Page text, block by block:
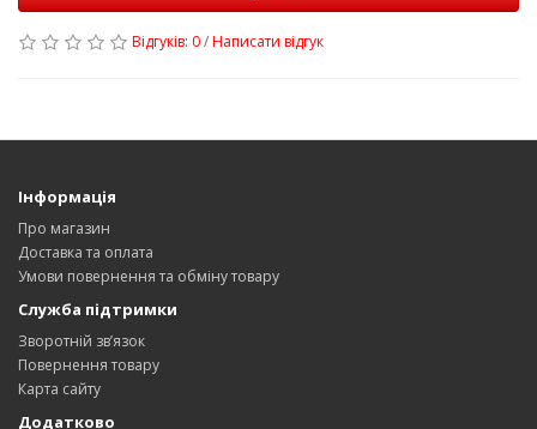
Відгуків: 0/Написати відгук
Інформація
Про магазин
Доставка та оплата
Умови повернення та обміну товару
Служба підтримки
Зворотній зв’язок
Повернення товару
Карта сайту
Додатково